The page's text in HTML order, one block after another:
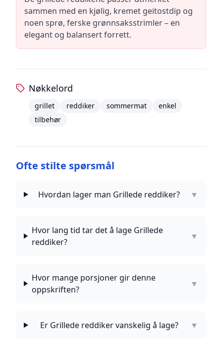
sammen med en kjølig, kremet geitostdip og
noen sprø, ferske grønnsaksstrimler – en
elegant og balansert forrett.
Nøkkelord
grillet reddiker sommermat
enkel
tilbehør
Ofte stilte spørsmål
Hvordan lager man Grillede reddiker? ▼
Hvor lang tid tar det å lage Grillede
reddiker?
▼
Hvor mange porsjoner gir denne
oppskriften?
▼
Er Grillede reddiker vanskelig å lage? ▼